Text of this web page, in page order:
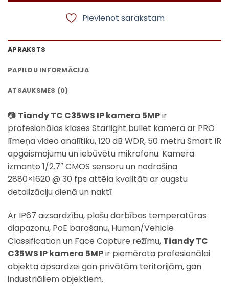
Pievienot sarakstam
APRAKSTS
PAPILDU INFORMĀCIJA
ATSAUKSMES (0)
📷 Tiandy TC C35WS IP kamera 5MPir
profesionālas klases Starlight bullet kamera ar PRO
līmeņa video analītiku, 120 dB WDR, 50 metru Smart IR
apgaismojumu un iebūvētu mikrofonu. Kamera
izmanto 1/2.7″ CMOS sensoru un nodrošina
2880×1620 @ 30 fps attēla kvalitāti ar augstu
detalizāciju dienā un naktī.
Ar IP67 aizsardzību, plašu darbības temperatūras
diapazonu, PoE barošanu, Human/Vehicle
Classification un Face Capture režīmu, Tiandy TC
C35WS IP kamera 5MPir piemērota profesionālai
objekta apsardzei gan privātām teritorijām, gan
industriāliem objektiem.